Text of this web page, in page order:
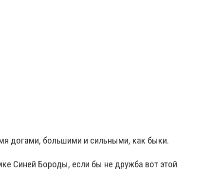
догами, большими и сильными, как быки.
Синей Бороды, если бы не дружба вот этой